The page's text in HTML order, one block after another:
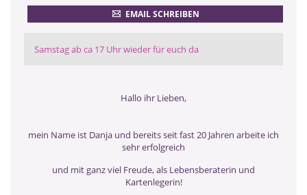
EMAIL SCHREIBEN
Samstag ab ca 17 Uhr wieder für euch da
Hallo ihr Lieben,
mein Name ist Danja und bereits seit fast 20 Jahren arbeite ich
sehr erfolgreich
und mit ganz viel Freude, als Lebensberaterin und
Kartenlegerin!